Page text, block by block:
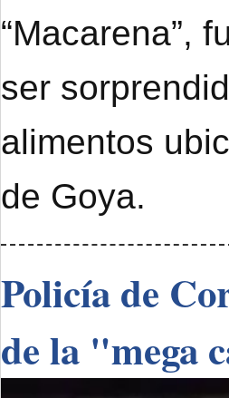
“Macarena”,
ser
alimentos
de Goya.
Policía de
de la "mega